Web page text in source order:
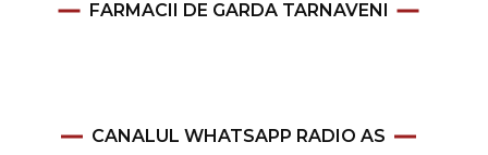
FARMACII DE GARDA TARNAVENI
CANALUL WHATSAPP RADIO AS